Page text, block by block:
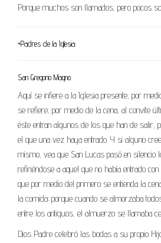
Porque muchos son llamados, pero pocos
+Padres de la Iglesia:
San Gregorio Magno
Aquí se infiere a la Iglesia presente, por
se refiere, por medio de la cena, al convite
éste entran algunos de los que han de salir,
el que una vez haya entrado. Y si alguno
mismo, vea que San Lucas pasó en silencio
refiriéndose a aquel que no había entrado
que por medio del primero se entienda la
la comida; porque cuando se almorzaba
entre los antiguos, el almuerzo se llamaba
Dios Padre celebró las bodas a su propio